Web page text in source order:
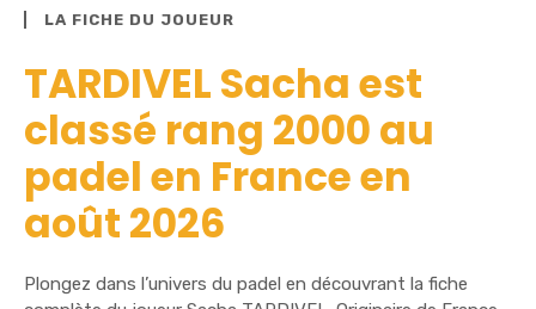
LA FICHE DU JOUEUR
TARDIVEL Sacha est
classé rang 2000 au
padel en France en
août 2026
Plongez dans l’univers du padel en découvrant la fiche